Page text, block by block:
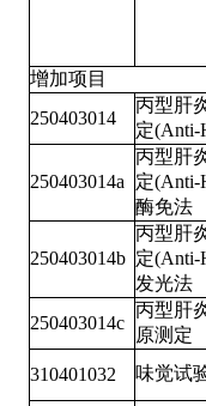
增加项目
250403014
丙型肝
定(Anti-
250403014a
丙型肝
定(Anti-
酶免法
250403014b
丙型肝
定(Anti-
发光法
250403014c
丙型肝
原测定
310401032
味觉试